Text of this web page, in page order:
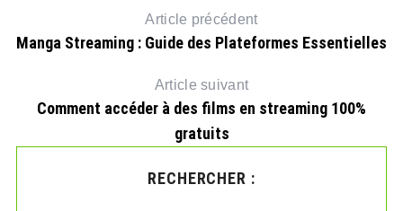
Article précédent
Manga Streaming : Guide des Plateformes Essentielles
Article suivant
Comment accéder à des films en streaming 100%
gratuits
RECHERCHER :